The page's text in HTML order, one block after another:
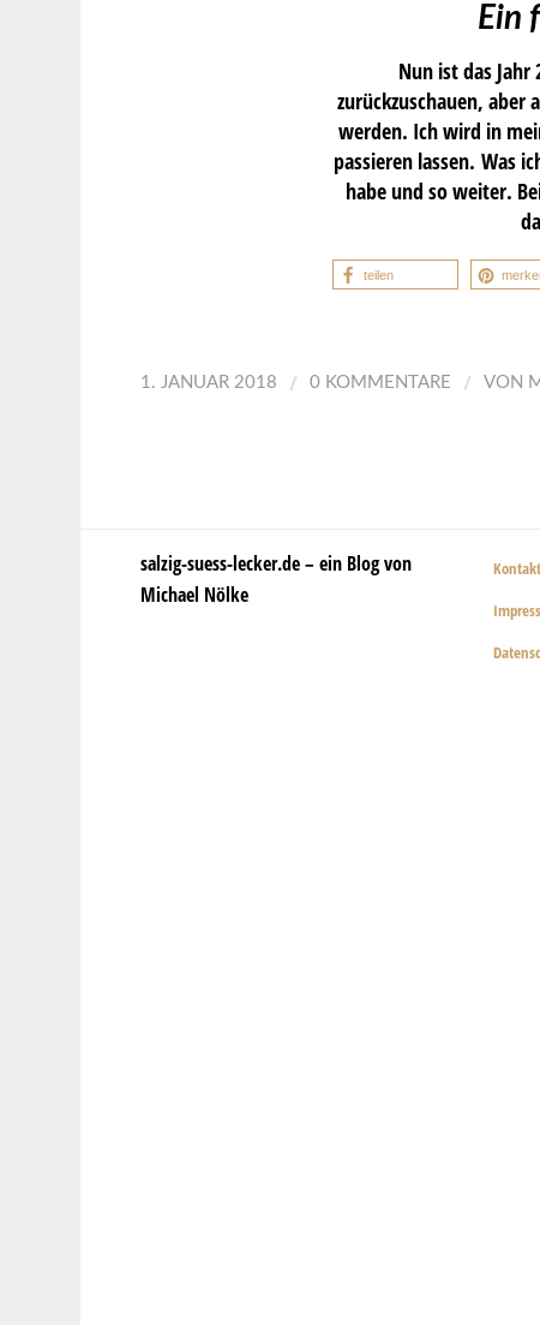
Ein
Nun ist das
zurückzuschauen, aber
werden. Ich wird in
passieren lassen. Was
habe und so weiter.
teilen
1. JANUAR 2018 / 0 KOMMENTARE / VON
salzig-suess-lecker.de – ein Blog von
Michael Nölke
Kontakt